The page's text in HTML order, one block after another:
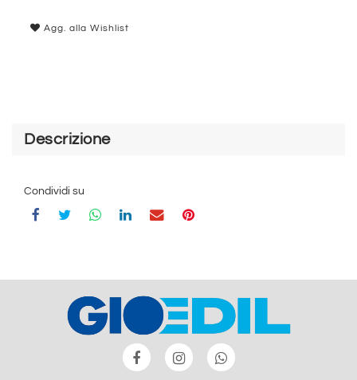
Agg. alla Wishlist
Descrizione
Condividi su